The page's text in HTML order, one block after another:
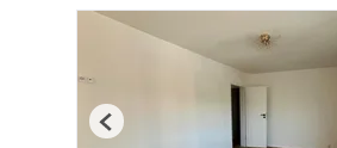
Previous